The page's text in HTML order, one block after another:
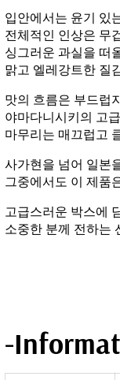
입안에서는 윤기 있
전체적인 인상은 무
싱그러운 과실을 떠
맑고 엘레강트한 질
맛의 흐름은 부드럽
야마다니시키의 고
마무리는 매끄럽고
사가현을 넘어 일본
그중에서도 이 제품
고급스러운 박스에
소중한 분께 전하는
-